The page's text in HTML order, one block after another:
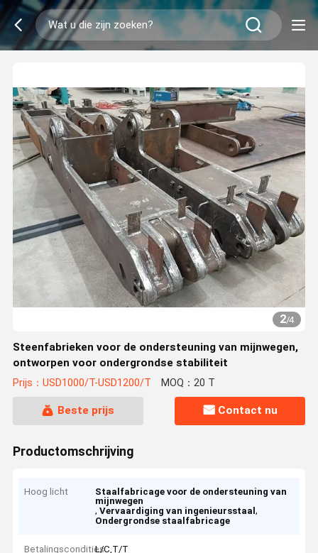
2/4
Steenfabrieken voor de ondersteuning van mijnwegen,
ontworpen voor ondergrondse stabiliteit
Prijs：USD1000/T-USD1200/T MOQ：20 T
Beste prijs Contact nu
Productomschrijving
Hoog licht
Staalfabricage voor de ondersteuning van
mijnwegen
,Vervaardiging van ingenieursstaal,
Ondergrondse staalfabricage
BetalingsconditiesL/C,T/T